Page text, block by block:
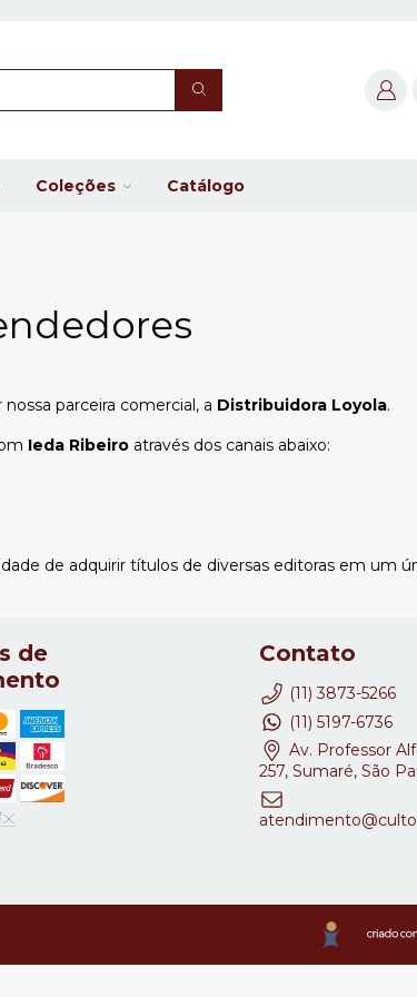
Coleções Catálogo
parceira comercial, a Distribuidora Loyola.
Ieda Ribeiro através dos canais abaixo:
de adquirir títulos de diversas editoras em um
de
Contato
(11) 3873-5266
(11) 5197-6736
Av. Professor
257, Sumaré, São